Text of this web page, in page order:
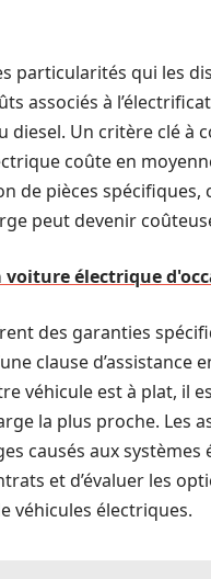
particularités qui les
associés à
Un critère clé à
coûte en
de pièces
peut devenir
voiture électrique
des garanties
clause d’assistance
véhicule est à plat, il
la plus proche. Les
causés aux systèmes
et d’évaluer les
véhicules électriques.